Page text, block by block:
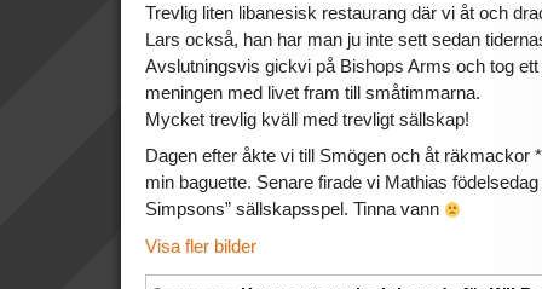
Trevlig liten libanesisk restaurang där vi åt och
Lars också, han har man ju inte sett sedan
Avslutningsvis gickvi på Bishops Arms och tog
meningen med livet fram till småtimmarna.
Mycket trevlig kväll med trevligt sällskap!
Dagen efter åkte vi till Smögen och åt räkmackor
min baguette. Senare firade vi Mathias
Simpsons” sällskapsspel. Tinna vann
Visa fler bilder